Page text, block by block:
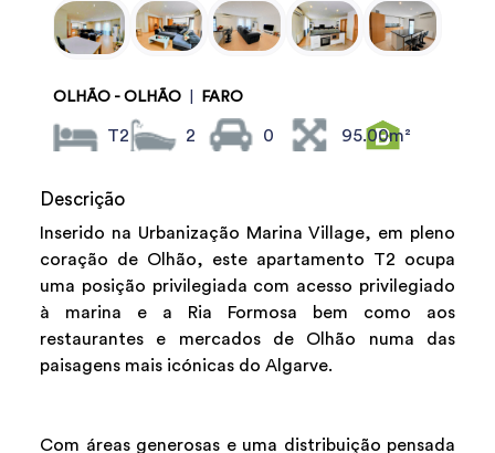
OLHÃO - OLHÃO FARO
T2 2 0 95.00m²
Descrição
Inserido na Urbanização Marina Village, em pleno
coração de Olhão, este apartamento T2 ocupa
uma posição privilegiada com acesso privilegiado
à marina e a Ria Formosa bem como aos
restaurantes e mercados de Olhão numa das
paisagens mais icónicas do Algarve.
Com áreas generosas e uma distribuição pensada